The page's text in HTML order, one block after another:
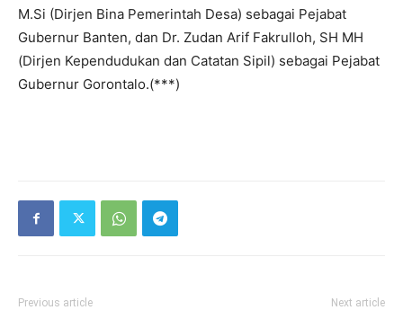
M.Si (Dirjen Bina Pemerintah Desa) sebagai Pejabat
Gubernur Banten, dan Dr. Zudan Arif Fakrulloh, SH MH
(Dirjen Kependudukan dan Catatan Sipil) sebagai Pejabat
Gubernur Gorontalo.(***)
Previous article Next article